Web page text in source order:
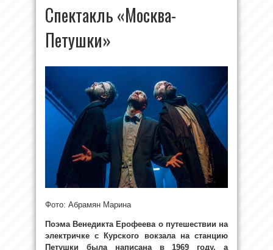
Спектакль «Москва-
Петушки»
Фото: Абрамян Марина
Поэма Венедикта Ерофеева о путешествии на
электричке с Курского вокзала на станцию
Петушки была написана в 1969 году, а